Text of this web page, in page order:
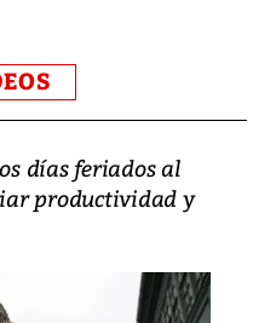
días feriados al
productividad y